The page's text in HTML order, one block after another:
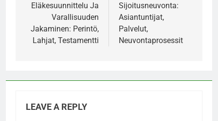
navigation
Eläkesuunnittelu Ja
Varallisuuden
Jakaminen: Perintö,
Lahjat, Testamentti
Sijoitusneuvonta:
Asiantuntijat,
Palvelut,
Neuvontaprosessit
LEAVE A REPLY